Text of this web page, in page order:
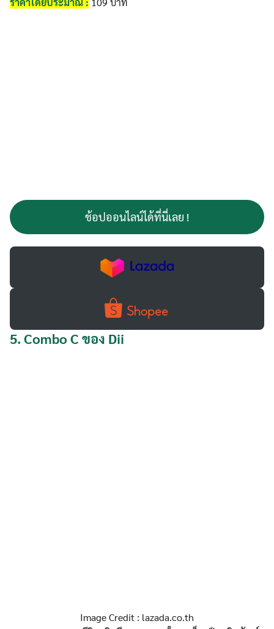
ช้อปออนไลน์ได้ที่นี่เลย !
5. Combo C ของ Dii
Image Credit : lazada.co.th